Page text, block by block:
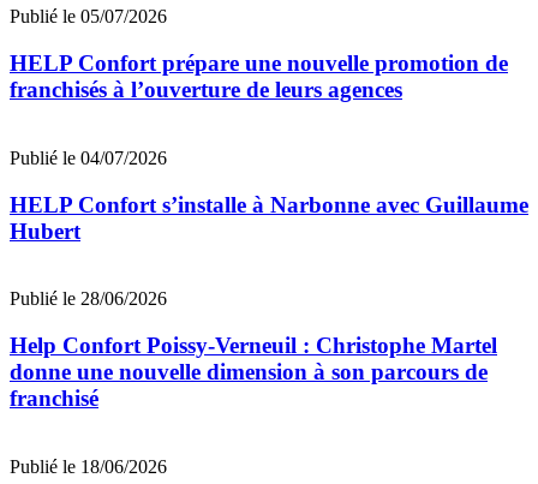
Publié le 05/07/2026
HELP Confort prépare une nouvelle promotion de
franchisés à l’ouverture de leurs agences
Publié le 04/07/2026
HELP Confort s’installe à Narbonne avec Guillaume
Hubert
Publié le 28/06/2026
Help Confort Poissy-Verneuil : Christophe Martel
donne une nouvelle dimension à son parcours de
franchisé
Publié le 18/06/2026